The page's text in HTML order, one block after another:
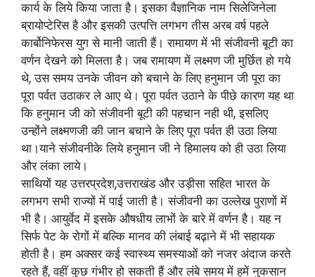
कार्य के लिये किया जाता है। इसका वैज्ञानिक नाम सिलेजिनेला
ब्रायोप्टेरिस है और इसकी उत्पत्ति लगभग तीस अरब वर्ष पहले
कार्बोनिफेरस युग से मानी जाती हैं। रामायण में भी संजीवनी बूटी का
वर्णन देखने को मिलता है। जब रामायण में लक्ष्मण जी मुर्छित हो गये
थे, उस समय उनके जीवन को बचाने के लिए हनुमान जी पूरा का
पूरा पर्वत उठाकर ले आए थे। पूरा पर्वत उठाने के पीछे कारण यह था
कि हनुमान जी को संजीवनी बूटी की पहचान नही थी, इसलिए
उन्होंने लक्ष्मणजी की जान बचाने के लिए पूरा पर्वत ही उठा लिया
था।याने संजीवनीके लिये हनुमान जी ने हिमालय को ही उठा लिया
और लंका लाये।
साथियों यह उत्तरप्रदेश,उत्तराखंड और उड़ीसा सहित भारत के
लगभग सभी राज्यों में पाई जाती है। संजीवनी का उल्लेख पुराणों में
भी है। आयुर्वेद में इसके औषधीय लाभों के बारे में वर्णन है। यह न
सिर्फ पेट के रोगों में बल्कि मानव की लंबाई बढ़ाने में भी सहायक
होती है। हम अक्सर कई स्वास्थ्य समस्याओं को नजर अंदाज करते
रहते हैं, वहीं कुछ गंभीर हो सकती हैं और लंबे समय में हमें नुकसान